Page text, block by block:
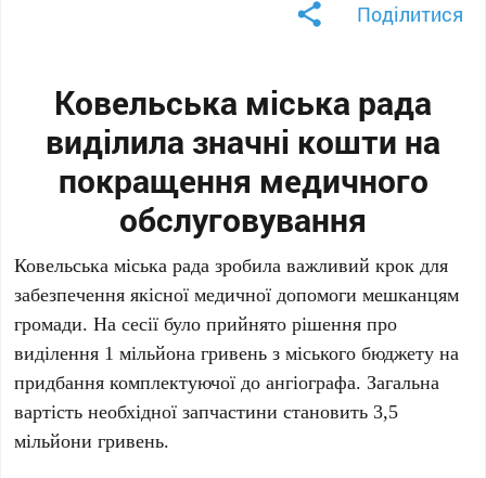
Поділитися
Ковельська міська рада
виділила значні кошти на
покращення медичного
обслуговування
Ковельська міська рада зробила важливий крок для
забезпечення якісної медичної допомоги мешканцям
громади. На сесії було прийнято рішення про
виділення 1 мільйона гривень з міського бюджету на
придбання комплектуючої до ангіографа. Загальна
вартість необхідної запчастини становить 3,5
мільйони гривень.